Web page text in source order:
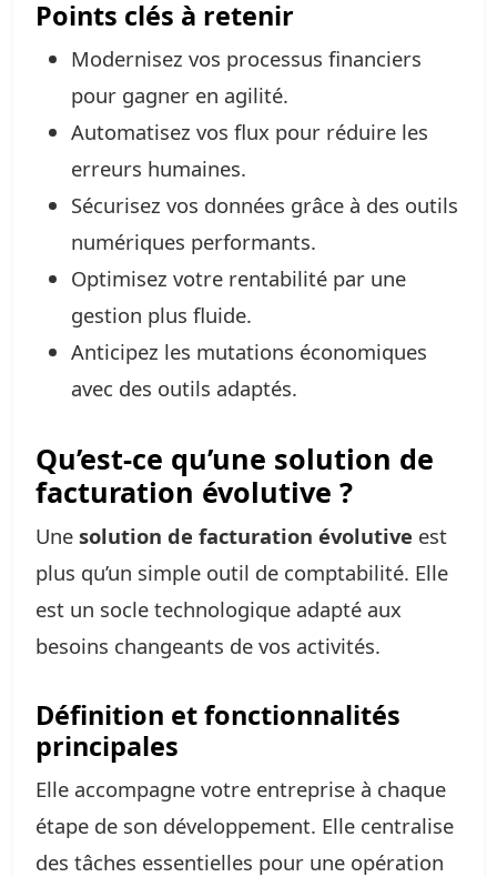
Points clés à retenir
Modernisez vos processus financiers
pour gagner en agilité.
Automatisez vos flux pour réduire les
erreurs humaines.
Sécurisez vos données grâce à des outils
numériques performants.
Optimisez votre rentabilité par une
gestion plus fluide.
Anticipez les mutations économiques
avec des outils adaptés.
Qu’est-ce qu’une solution de
facturation évolutive ?
Une solution de facturation évolutive est
plus qu’un simple outil de comptabilité. Elle
est un socle technologique adapté aux
besoins changeants de vos activités.
Définition et fonctionnalités
principales
Elle accompagne votre entreprise à chaque
étape de son développement. Elle centralise
des tâches essentielles pour une opération